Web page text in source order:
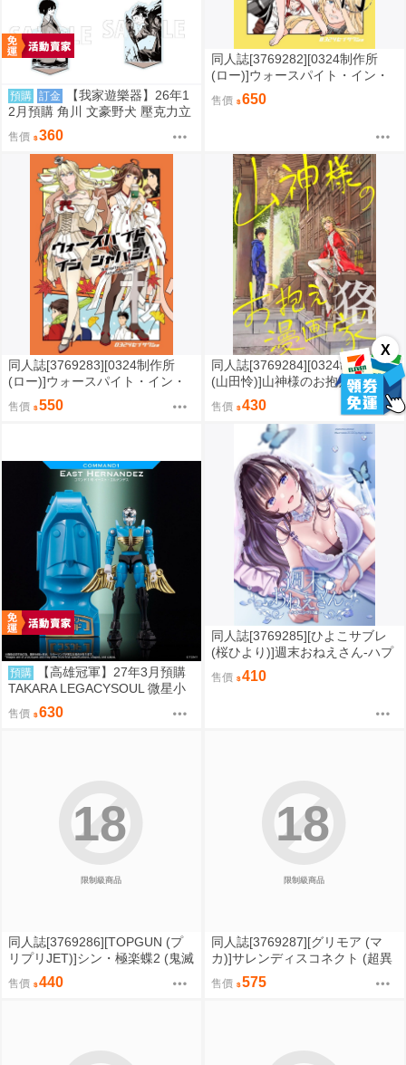
X
預購 訂金
【我家遊樂器】26年1
2月預購 角川 文豪野犬 壓克力立
牌 4款可選
售價 360
同人誌[3769282][0324制作所
(ロー)]ウォースパイト・イン・
ジャパン夏 阿 (艦隊收藏)
售價 650
同人誌[3769283][0324制作所
(ロー)]ウォースパイト・イン・
ジャパン秋 (艦隊收藏)
售價 550
同人誌[3769284][0324制作所
(山田怜)]山神様のお抱え漫画
家・狢 (原創)
售價 430
預購
【高雄冠軍】27年3月預購
TAKARA LEGACYSOUL 微星小
超人 COMMAND1 East 免訂金0
827
售價 630
同人誌[3769285][ひよこサブレ
(桜ひより)]週末おねえさん-ハプ
ニング編- (原創)
售價 410
限制級商品
18
同人誌[3769286][TOPGUN (プ
リプリJET)]シン・極楽蝶2 (鬼滅
之刃)
售價 440
限制級商品
18
同人誌[3769287][グリモア (マ
カ)]サレンディスコネクト (超異
域公主連結)
售價 575